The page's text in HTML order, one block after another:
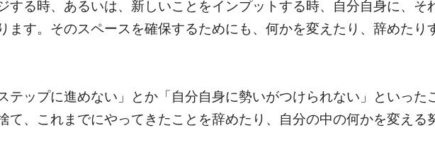
する時、あるいは、新しいことをインプットする時、自分自身に、そ
ます。そのスペースを確保するためにも、何かを変えたり、辞めたり
テップに進めない」とか「自分自身に勢いがつけられない」といった
て、これまでにやってきたことを辞めたり、自分の中の何かを変える